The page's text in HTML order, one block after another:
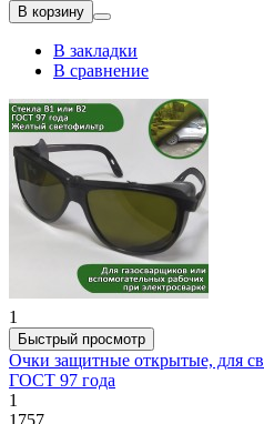
В корзину
В закладки
В сравнение
1
Быстрый просмотр
Очки защитные открытые, для
ГОСТ 97 года
1
1757